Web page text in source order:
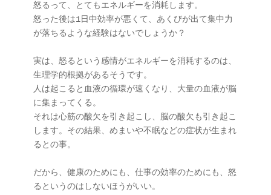
怒るって、とてもエネルギーを消耗します。
怒った後は1日中効率が悪くて、あくびが出て集中力
が落ちるような経験はないでしょうか？
実は、怒るという感情がエネルギーを消耗するのは、
生理学的根拠があるそうです。
人は起こると血液の循環が速くなり、大量の血液が脳
に集まってくる。
それは心筋の酸欠を引き起こし、脳の酸欠も引き起こ
します。その結果、めまいや不眠などの症状が生まれ
るとの事。
だから、健康のためにも、仕事の効率のためにも、怒
るというのはしないほうがいい。